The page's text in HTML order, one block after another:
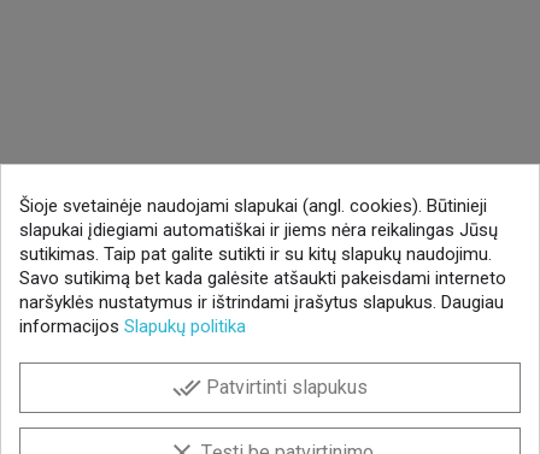
Šioje svetainėje naudojami slapukai (angl. cookies). Būtinieji
slapukai įdiegiami automatiškai ir jiems nėra reikalingas Jūsų
sutikimas. Taip pat galite sutikti ir su kitų slapukų naudojimu.
Savo sutikimą bet kada galėsite atšaukti pakeisdami interneto
naršyklės nustatymus ir ištrindami įrašytus slapukus. Daugiau
informacijos Slapukų politika
done_all Patvirtinti slapukus